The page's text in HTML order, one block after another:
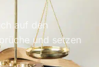
auf den
und setzen